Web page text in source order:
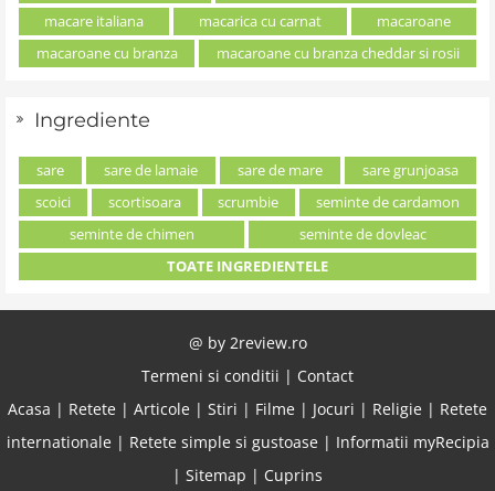
macare italiana
macarica cu carnat
macaroane
macaroane cu branza
macaroane cu branza cheddar si rosii
Ingrediente
sare sare de lamaie sare de mare
sare grunjoasa
scoici
scortisoara scrumbie
seminte de cardamon
seminte de chimen
seminte de dovleac
TOATE INGREDIENTELE
@ by 2review.ro
Termeni si conditii | Contact
Acasa | Retete | Articole | Stiri | Filme | Jocuri | Religie | Retete
internationale| Retete simple si gustoase| Informatii myRecipia
| Sitemap | Cuprins